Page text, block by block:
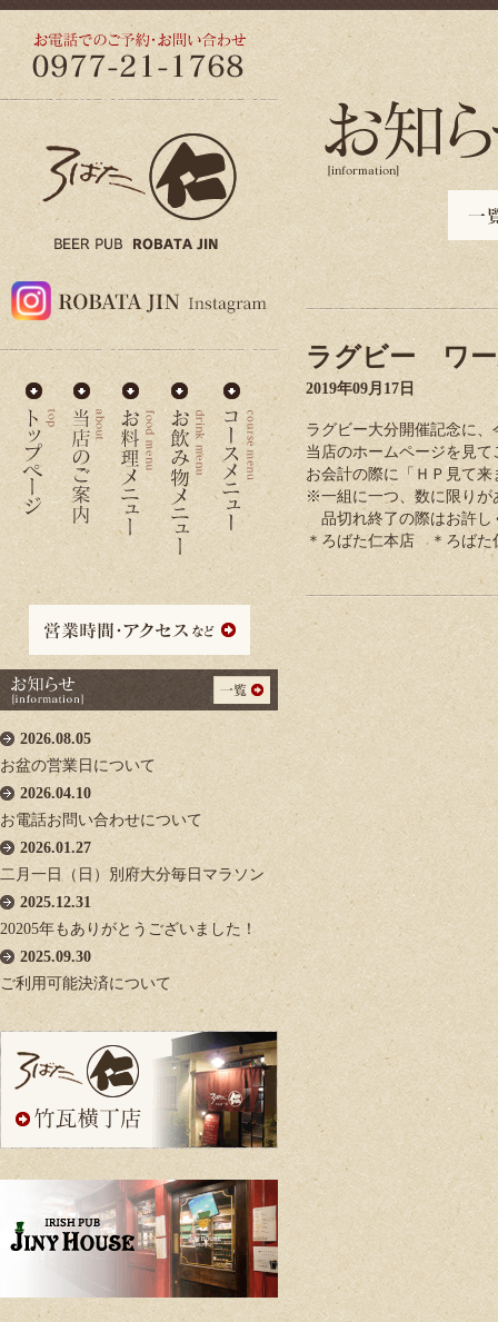
2026.08.05
お盆の営業日について
2026.04.10
お電話お問い合わせについて
2026.01.27
二月一日（日）別府大分毎日マラソン
2025.12.31
20205年もありがとうございました！
2025.09.30
ご利用可能決済について
ラグビー ワ
2019年09月17日
ラグビー大分開催記念に
当店のホームページを見
お会計の際に「ＨＰ見て
※一組に一つ、数に限りが
品切れ終了の際はお許し
＊ろばた仁本店 ＊ろば